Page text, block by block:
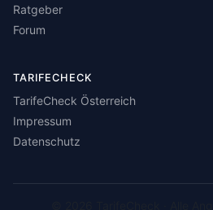
Ratgeber
Forum
TARIFECHECK
TarifeCheck Österreich
Impressum
Datenschutz